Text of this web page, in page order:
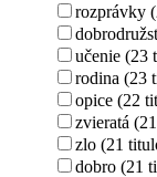
rozprávky
učenie (23
rodina (23
opice (22
zvieratá
zlo (21
dobro (21